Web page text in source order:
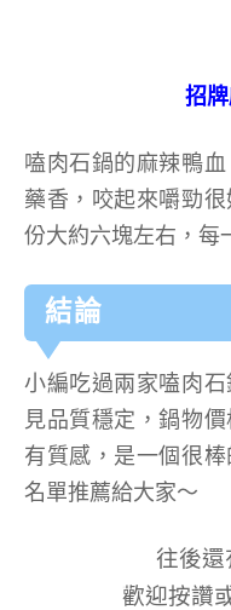
招
嗑肉石鍋的麻辣鴨
藥香，咬起來嚼勁
份大約六塊左右，
結論
小編吃過兩家嗑肉
見品質穩定，鍋物
有質感，是一個很
名單推薦給大家～
往後
歡迎按讚